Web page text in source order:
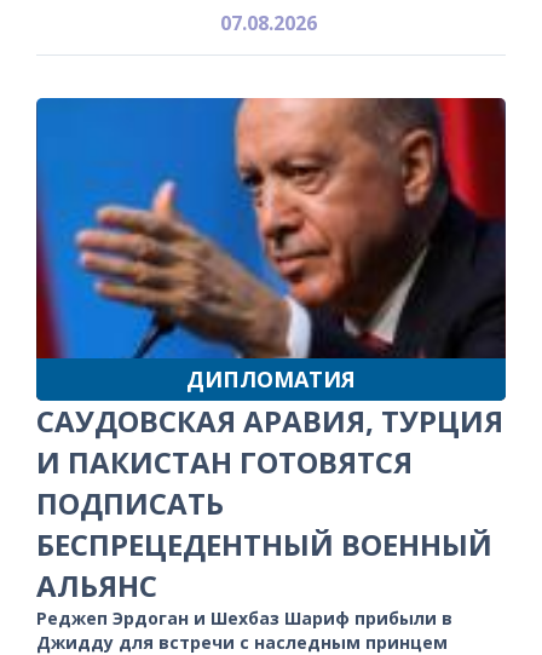
07.08.2026
ДИПЛОМАТИЯ
САУДОВСКАЯ АРАВИЯ, ТУРЦИЯ
И ПАКИСТАН ГОТОВЯТСЯ
ПОДПИСАТЬ
БЕСПРЕЦЕДЕНТНЫЙ ВОЕННЫЙ
АЛЬЯНС
Реджеп Эрдоган и Шехбаз Шариф прибыли в
Джидду для встречи с наследным принцем